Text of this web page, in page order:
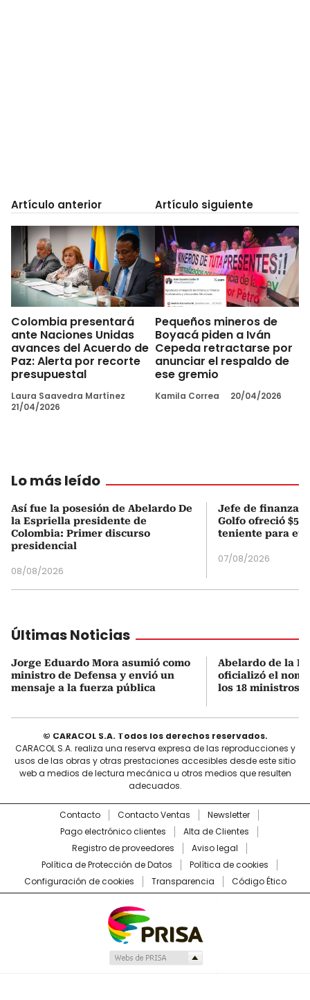
Artículo anterior
Colombia presentará
ante Naciones Unidas
avances del Acuerdo de
Paz: Alerta por recorte
presupuestal
Laura Saavedra Martínez
21/04/2026
Artículo siguiente
Pequeños mineros de
Boyacá piden a Iván
Cepeda retractarse por
anunciar el respaldo de
ese gremio
Kamila Correa 20/04/2026
Lo más leído
Así fue la posesión de Abelardo De
la Espriella presidente de
Colombia: Primer discurso
presidencial
08/08/2026
Jefe de finanzas
Golfo ofreció
teniente para
07/08/2026
Últimas Noticias
Jorge Eduardo Mora asumió como
ministro de Defensa y envió un
mensaje a la fuerza pública
Abelardo de la
oficializó el
los 18 ministros
© CARACOL S.A. Todos los derechos reservados.
CARACOL S.A. realiza una reserva expresa de las reproducciones y
usos de las obras y otras prestaciones accesibles desde este sitio
web a medios de lectura mecánica u otros medios que resulten
adecuados.
Contacto Contacto Ventas
Newsletter
Pago electrónico clientes
Alta de Clientes
Registro de proveedores
Aviso legal
Política de Protección de Datos
Política de cookies
Configuración de cookies
Transparencia Código Ético